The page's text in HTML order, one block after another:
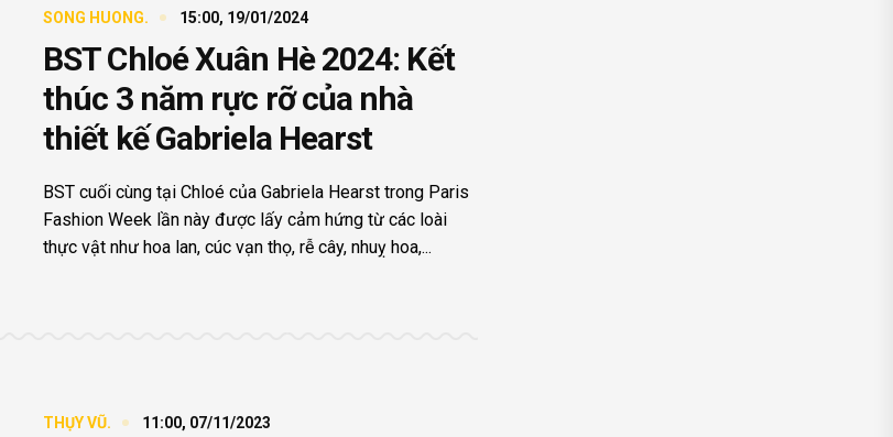
SONG HUONG. 15:00, 19/01/2024
BST Chloé Xuân Hè 2024: Kết
thúc 3 năm rực rỡ của nhà
thiết kế Gabriela Hearst
BST cuối cùng tại Chloé của Gabriela Hearst trong Paris
Fashion Week lần này được lấy cảm hứng từ các loài
thực vật như hoa lan, cúc vạn thọ, rễ cây, nhuỵ hoa,...
THỤY VŨ. 11:00, 07/11/2023